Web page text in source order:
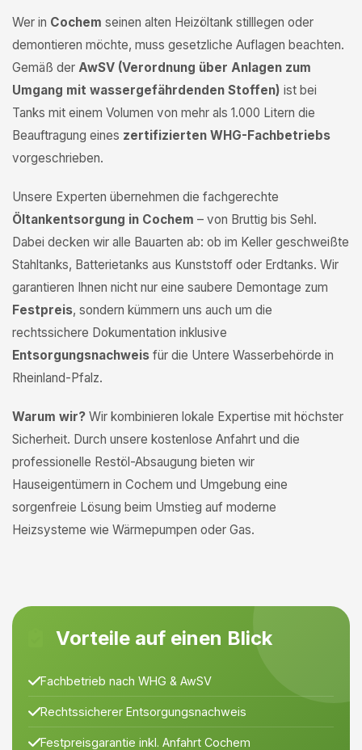
Wer in Cochem seinen alten Heizöltank stilllegen oder
demontieren möchte, muss gesetzliche Auflagen beachten.
Gemäß der AwSV (Verordnung über Anlagen zum
Umgang mit wassergefährdenden Stoffen) ist bei
Tanks mit einem Volumen von mehr als 1.000 Litern die
Beauftragung eines zertifizierten WHG-Fachbetriebs
vorgeschrieben.
Unsere Experten übernehmen die fachgerechte
Öltankentsorgung in Cochem – von Bruttig bis Sehl.
Dabei decken wir alle Bauarten ab: ob im Keller geschweißte
Stahltanks, Batterietanks aus Kunststoff oder Erdtanks. Wir
garantieren Ihnen nicht nur eine saubere Demontage zum
Festpreis, sondern kümmern uns auch um die
rechtssichere Dokumentation inklusive
Entsorgungsnachweis für die Untere Wasserbehörde in
Rheinland-Pfalz.
Warum wir? Wir kombinieren lokale Expertise mit höchster
Sicherheit. Durch unsere kostenlose Anfahrt und die
professionelle Restöl-Absaugung bieten wir
Hauseigentümern in Cochem und Umgebung eine
sorgenfreie Lösung beim Umstieg auf moderne
Heizsysteme wie Wärmepumpen oder Gas.
Vorteile auf einen Blick
Fachbetrieb nach WHG & AwSV
Rechtssicherer Entsorgungsnachweis
Festpreisgarantie inkl. Anfahrt Cochem